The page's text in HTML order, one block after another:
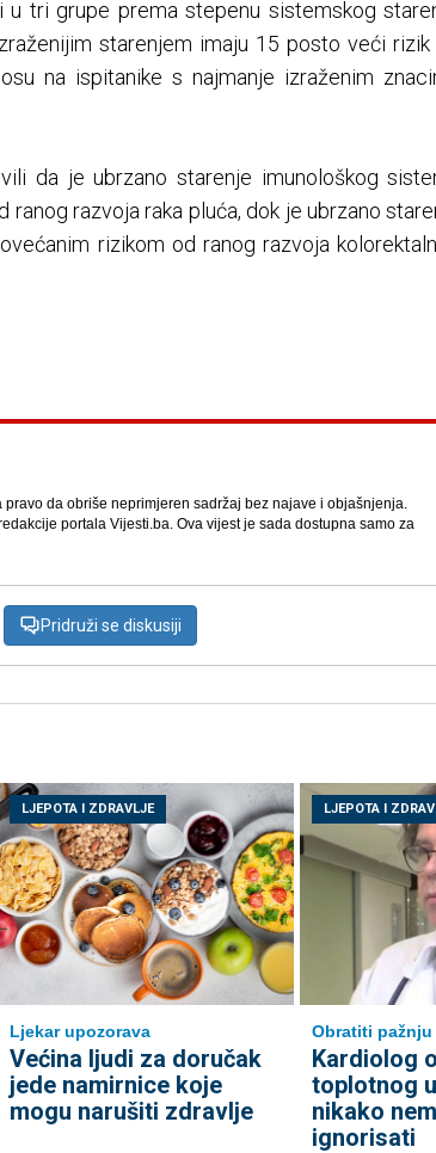
u tri grupe prema stepenu sistemskog
starenjem imaju 15 posto veći rizik
na ispitanike s najmanje izraženim
da je ubrzano starenje imunološkog
razvoja raka pluća, dok je ubrzano
rizikom od ranog razvoja
da obriše neprimjeren sadržaj bez najave i objašnjenja.
portala Vijesti.ba. Ova vijest je sada dostupna samo za
Pridruži se diskusiji
LJEPOTA I ZDRAVLJE
Ljekar upozorava
Većina ljudi za doručak
jede namirnice koje
mogu narušiti zdravlje
LJEPOTA I
Obratiti pažnju
Kardiolog
toplotnog
nikako
ignorisati